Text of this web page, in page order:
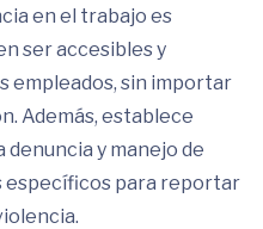
en el trabajo es
ser accesibles y
empleados, sin importar
Además, establece
y manejo de
específicos para reportar